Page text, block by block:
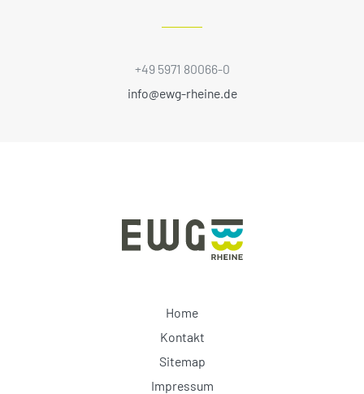
+49 5971 80066-0
info@ewg-rheine.de
Home
Kontakt
Sitemap
Impressum